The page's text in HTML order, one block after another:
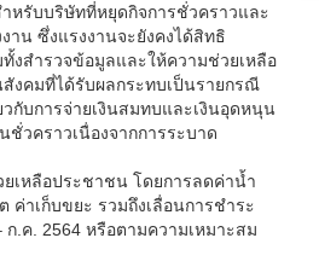
หรับบริษัทที่หยุดกิจการชั่วคราวและ
าน ซึ่งแรงงานจะยังคงได้สิทธิ
งสำรวจข้อมูลและให้ความช่วยเหลือ
งคมที่ได้รับผลกระทบเป็นรายกรณี
กับการจ่ายเงินสมทบและเงินอุดหนุน
ชั่วคราวเนื่องจากการระบาด
เหลือประชาชน โดยการลดค่าน้ำ
ค่าเก็บขยะ รวมถึงเลื่อนการชำระ
.ค. 2564 หรือตามความเหมาะสม